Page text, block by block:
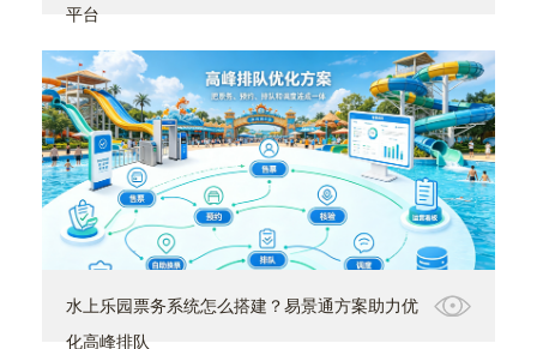
平台
水上乐园票务系统怎么搭建？易景通方案助力优
化高峰排队